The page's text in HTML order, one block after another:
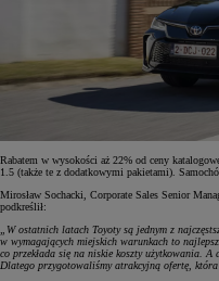
Rabatem w wysokości aż 22% od ceny
1.5 (także te z dodatkowymi pakietami).
Mirosław Sochacki, Corporate Sales Senior
podkreślił:
„W ostatnich latach Toyoty są jednym z
w wymagających miejskich warunkach to
co przekłada się na niskie koszty użytkowania.
Dlatego przygotowaliśmy atrakcyjną ofertę,